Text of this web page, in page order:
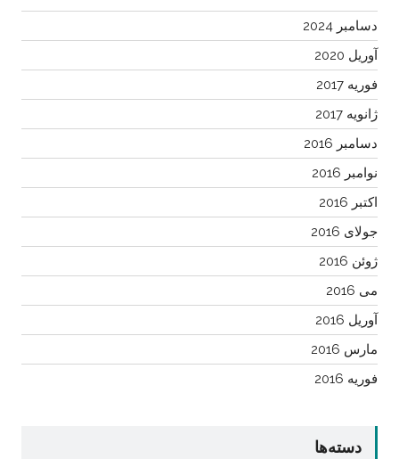
دسامبر 2024
آوریل 2020
فوریه 2017
ژانویه 2017
دسامبر 2016
نوامبر 2016
اکتبر 2016
جولای 2016
ژوئن 2016
می 2016
آوریل 2016
مارس 2016
فوریه 2016
دسته‌ها